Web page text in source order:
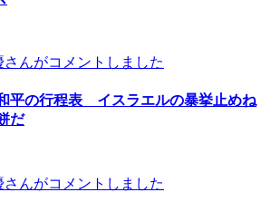
さんがコメントしました
平の行程表 イスラエルの暴挙止めね
だ
さんがコメントしました